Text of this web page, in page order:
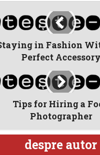
in Fashion
Perfect Accessory
Tips for Hiring a
Photographer
despre autor